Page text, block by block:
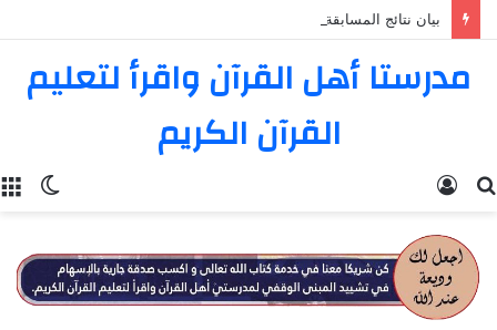
بيان نتائج المسابقة الثامنة عشرة في تفسير القرآن الكريم
مدرستا أهل القرآن واقرأ لتعليم
القرآن الكريم
بحث